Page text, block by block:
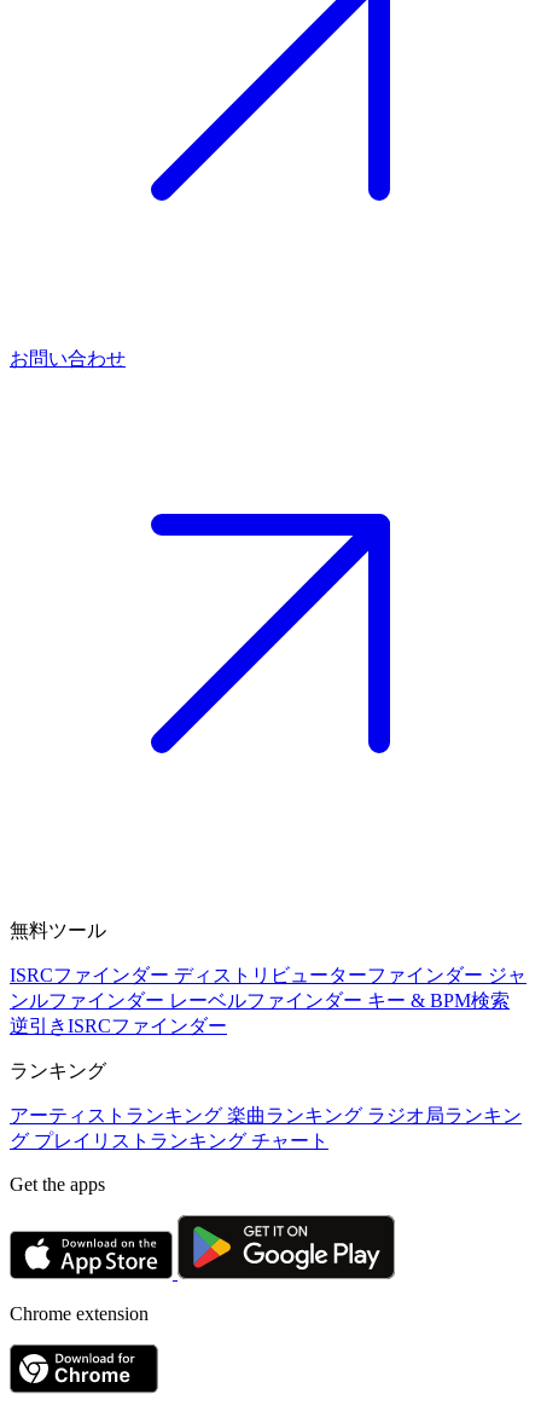
お問い合わせ
無料ツール
ISRCファインダー ディストリビューターファインダー ジャ
ンルファインダー レーベルファインダー キー & BPM検索
逆引きISRCファインダー
ランキング
アーティストランキング 楽曲ランキング ラジオ局ランキン
グ プレイリストランキング チャート
Get the apps
Chrome extension